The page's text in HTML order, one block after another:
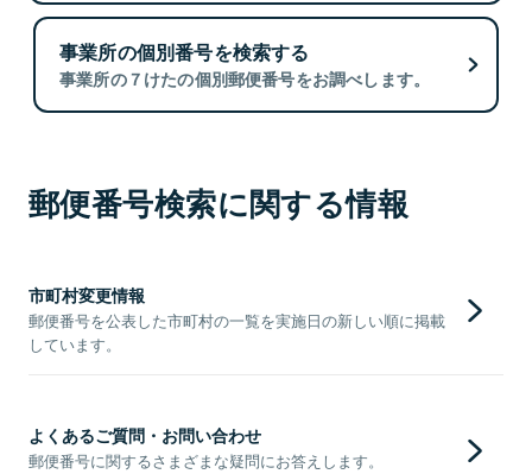
事業所の個別番号を検索する
事業所の７けたの個別郵便番号をお調べします。
郵便番号検索に関する情報
市町村変更情報
郵便番号を公表した市町村の一覧を実施日の新しい順に掲載
しています。
よくあるご質問・お問い合わせ
郵便番号に関するさまざまな疑問にお答えします。